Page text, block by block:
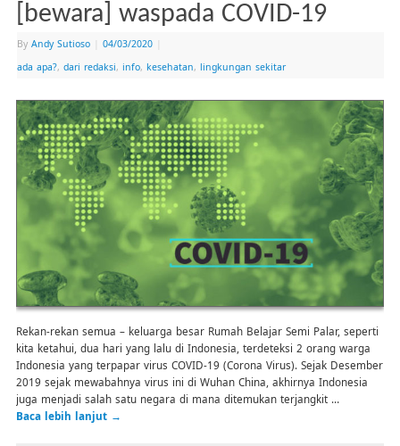
[bewara] waspada COVID-19
By Andy Sutioso 04/03/2020
ada apa?, dari redaksi, info, kesehatan, lingkungan sekitar
Rekan-rekan semua – keluarga besar Rumah Belajar Semi Palar, seperti
kita ketahui, dua hari yang lalu di Indonesia, terdeteksi 2 orang warga
Indonesia yang terpapar virus COVID-19 (Corona Virus). Sejak Desember
2019 sejak mewabahnya virus ini di Wuhan China, akhirnya Indonesia
juga menjadi salah satu negara di mana ditemukan terjangkit …
Baca lebih lanjut →